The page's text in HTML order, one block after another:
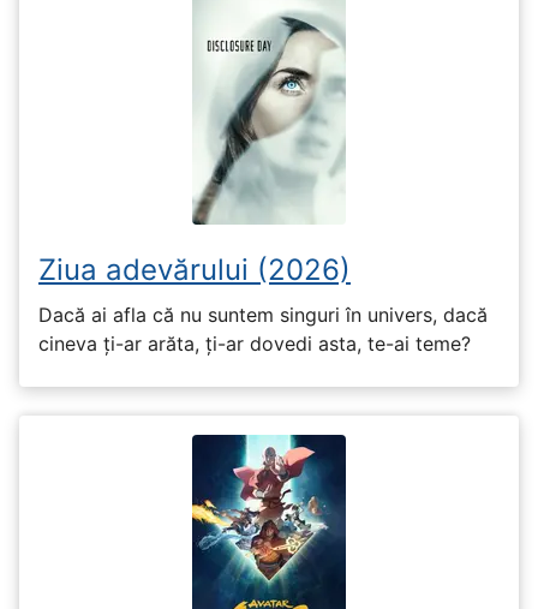
Ziua adevărului (2026)
Dacă ai afla că nu suntem singuri în univers, dacă
cineva ți-ar arăta, ți-ar dovedi asta, te-ai teme?